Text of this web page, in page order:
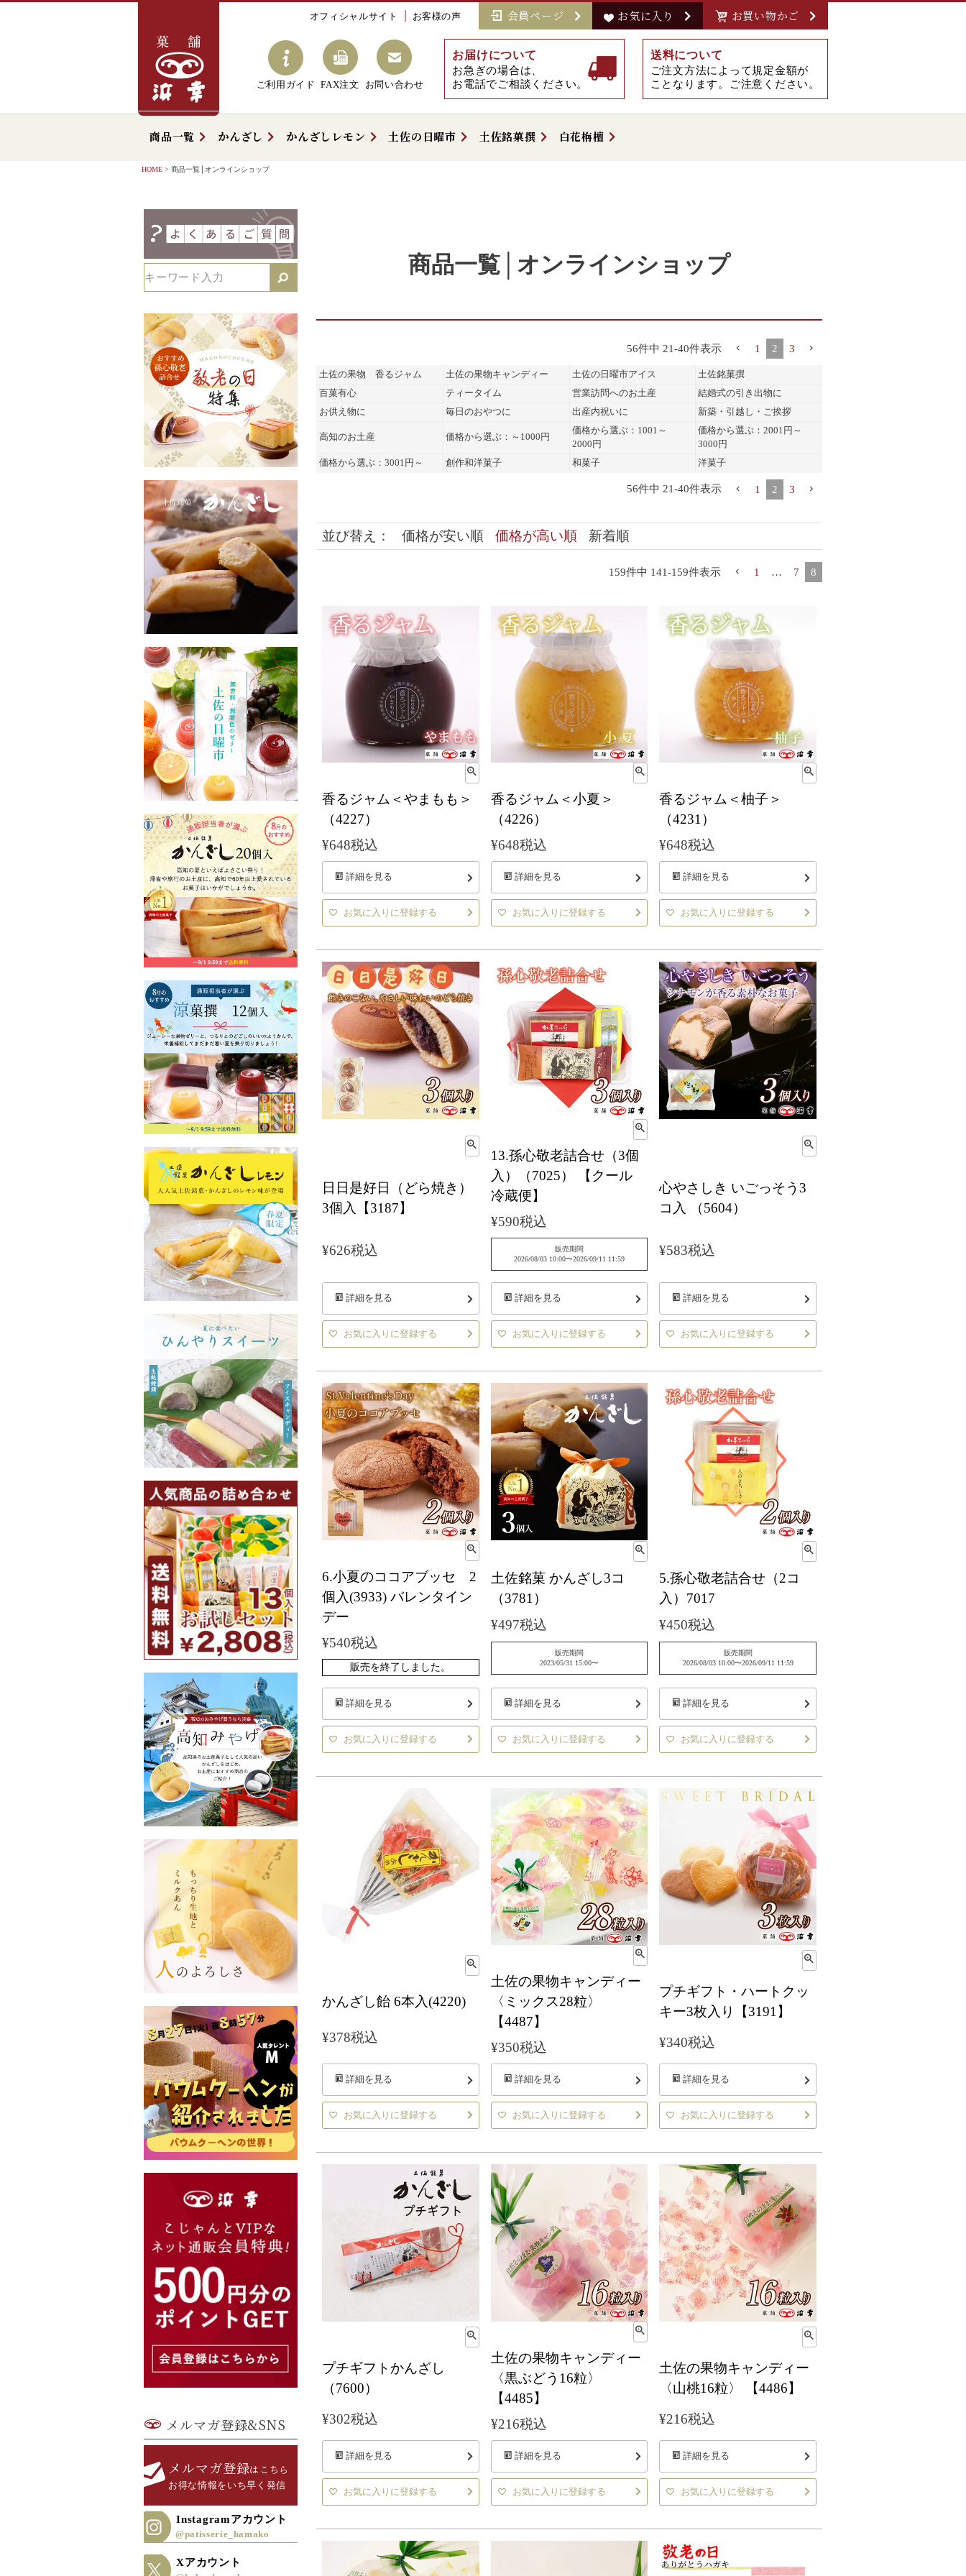
オフィシャルサイト お客様の声 会員ページ お気に入り お買い物かご
ご利用ガイド FAX注文 お問い合わせ
お届けについて
お急ぎの場合は、
お電話でご相談ください。
送料について
ご注文方法によって規定金額が
ことなります。ご注意ください。
商品一覧 かんざし かんざしレモン 土佐の日曜市 土佐銘菓撰 白花栴檀
HOME 商品一覧│オンラインショップ
メルマガ登録&SNS
メルマガ登録はこちら
お得な情報をいち早く発信
Instagramアカウント
@patisserie_hamako
Xアカウント
商品一覧│オンラインショップ
56件中 21-40件表示 1 2 3
土佐の果物 香るジャム 土佐の果物キャンディー 土佐の日曜市アイス
土佐銘菓撰
百菓有心
ティータイム 営業訪問へのお土産
結婚式の引き出物に
お供え物に
毎日のおやつに 出産内祝いに 新築・引越し・ご挨拶
高知のお土産 価格から選ぶ：～1000円
価格から選ぶ：1001～
2000円
価格から選ぶ：2001円～
3000円
価格から選ぶ：3001円～
創作和洋菓子 和菓子 洋菓子
56件中 21-40件表示 1 2 3
並び替え 価格が安い順 価格が高い順 新着順
159件中 141-159件表示 1 … 7 8
香るジャム＜やまもも＞
（4227）
¥648税込
詳細を見る
お気に入りに登録する
香るジャム＜小夏＞
（4226）
¥648税込
詳細を見る
お気に入りに登録する
香るジャム＜柚子＞
（4231）
¥648税込
詳細を見る
お気に入りに登録する
日日是好日（どら焼き）
3個入【3187】
¥626税込
詳細を見る
お気に入りに登録する
13.孫心敬老詰合せ（3個
入）（7025） 【クール
冷蔵便】
¥590税込
販売期間
2026/08/03 10:00〜2026/09/11 11:59
詳細を見る
お気に入りに登録する
心やさしき いごっそう3
コ入 （5604）
¥583税込
詳細を見る
お気に入りに登録する
6.小夏のココアブッセ 2
個入(3933) バレンタイン
デー
¥540税込
販売を終了しました。
詳細を見る
お気に入りに登録する
土佐銘菓 かんざし3コ
（3781）
¥497税込
販売期間
2023/05/31 15:00〜
詳細を見る
お気に入りに登録する
5.孫心敬老詰合せ（2コ
入）7017
¥450税込
販売期間
2026/08/03 10:00〜2026/09/11 11:59
詳細を見る
お気に入りに登録する
かんざし飴 6本入(4220)
¥378税込
詳細を見る
お気に入りに登録する
土佐の果物キャンディー
〈ミックス28粒〉
【4487】
¥350税込
詳細を見る
お気に入りに登録する
プチギフト・ハートクッ
キー3枚入り【3191】
¥340税込
詳細を見る
お気に入りに登録する
プチギフトかんざし
（7600）
¥302税込
詳細を見る
お気に入りに登録する
土佐の果物キャンディー
〈黒ぶどう16粒〉
【4485】
¥216税込
詳細を見る
お気に入りに登録する
土佐の果物キャンディー
〈山桃16粒〉 【4486】
¥216税込
詳細を見る
お気に入りに登録する